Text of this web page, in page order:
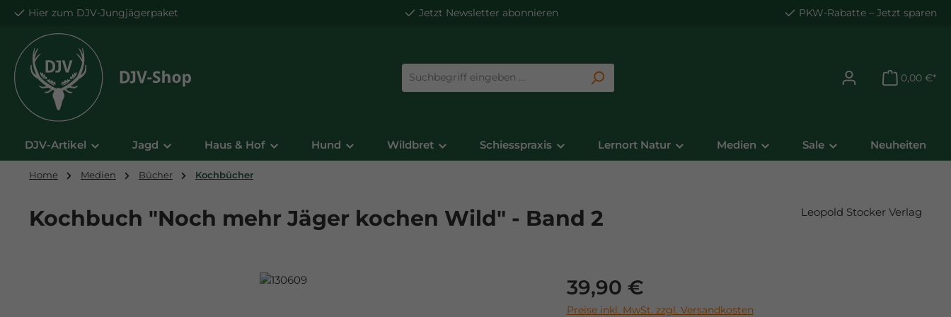
Hauptinhalt springen
Zur Suche springen
Zur Hauptnavigation springen
Hier zum DJV-Jungjägerpaket Jetzt Newsletter abonnieren PKW-Rabatte – Jetzt sparen
0,00 €*
DJV-Artikel Jagd Haus & Hof Hund Wildbret Schiesspraxis Lernort Natur Medien Sale Neuheiten
Home Medien Bücher Kochbücher
Kochbuch "Noch mehr Jäger kochen Wild" - Band 2 Leopold Stocker Verlag
Regulärer Preis:
39,90 €
Preise inkl. MwSt. zzgl. Versandkosten